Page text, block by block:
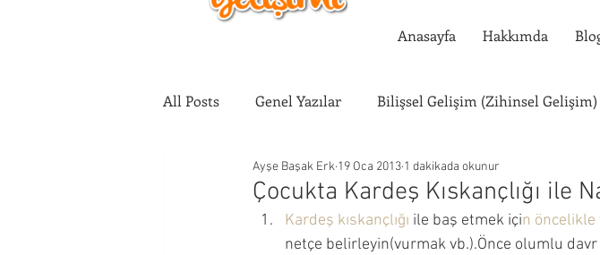
Anasayfa Hakkımda
All Posts Genel Yazılar Bilişsel Gelişim (Zihinsel Gelişim)
Çocuğun Fiziksel Gelişimi Çocuklarda Sosyal Gelişim
Okul Çağı Dönemi Okul Öncesi Dönemi Çocuğumla
Çocukta Kardeş Kıskançlığı ile
Ayşe Başak Erk 19 Oca 2013 1 dakikada okunur
Kardeş kıskançlığı ile baş etmek için öncelikle
netçe belirleyin(vurmak vb.).Önce olumlu davr